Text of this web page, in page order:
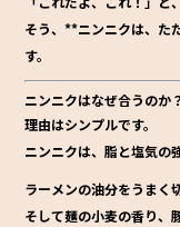
そう、**ニンニクは、た
す。
ニンニクはなぜ合うのか？
理由はシンプルです。
ニンニクは、脂と塩気の
ラーメンの油分をうまく
そして麺の小麦の香り、